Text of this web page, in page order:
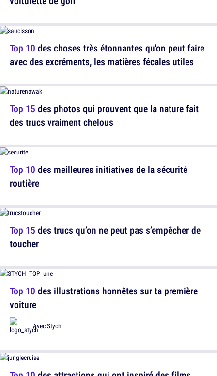
Top 15 des photos qui prouvent que la nature fait
des trucs vraiment chelous
Top 15 des trucs qu’on ne peut pas s’empêcher de
toucher
Top 10 des choses très étonnantes qu'on peut faire
avec des excréments, les matières fécales utiles
Top 10 des meilleures initiatives de la sécurité
routière
Top 10 des illustrations honnêtes sur ta première
voiture
AvecStych